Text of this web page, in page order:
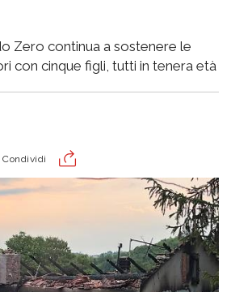
Zero continua a sostenere le
con cinque figli, tutti in tenera età
Condividi